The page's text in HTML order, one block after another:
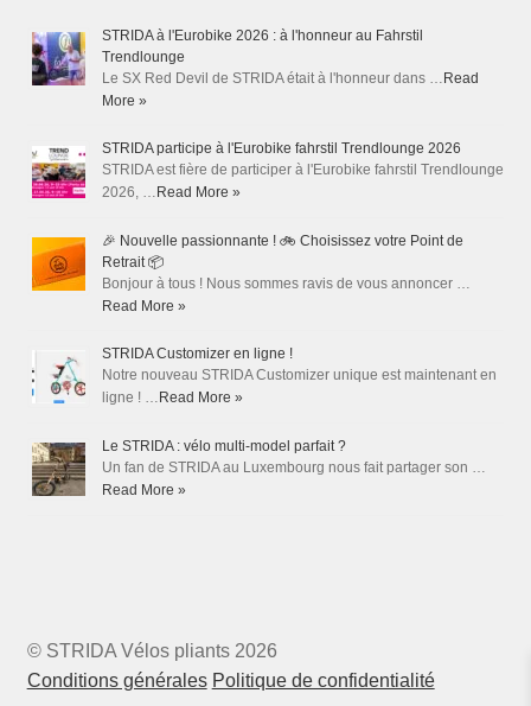
STRIDA à l'Eurobike 2026 : à l'honneur au Fahrstil
Trendlounge
Le SX Red Devil de STRIDA était à l'honneur dans …Read
More »
STRIDA participe à l'Eurobike fahrstil Trendlounge 2026
STRIDA est fière de participer à l'Eurobike fahrstil Trendlounge
2026, …Read More »
🎉 Nouvelle passionnante ! 🚲 Choisissez votre Point de
Retrait 📦
Bonjour à tous ! Nous sommes ravis de vous annoncer …
Read More »
STRIDA Customizer en ligne !
Notre nouveau STRIDA Customizer unique est maintenant en
ligne ! …Read More »
Le STRIDA : vélo multi-model parfait ?
Un fan de STRIDA au Luxembourg nous fait partager son …
Read More »
© STRIDA Vélos pliants 2026
Conditions générales Politique de confidentialité